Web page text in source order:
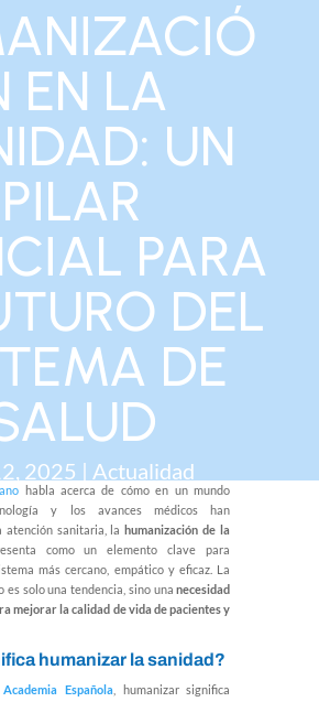
EN LA
UN
PILAR
PARA
DEL
DE
2025 | Actualidad
habla acerca de cómo en un mundo
y los avances médicos han
atención sanitaria, lahumanización de la
como un elemento clave para
más cercano, empático y eficaz. La
es solo una tendencia, sino unanecesidad
mejorar la calidad de vida de pacientes y
humanizar la sanidad?
Española , humanizar significa